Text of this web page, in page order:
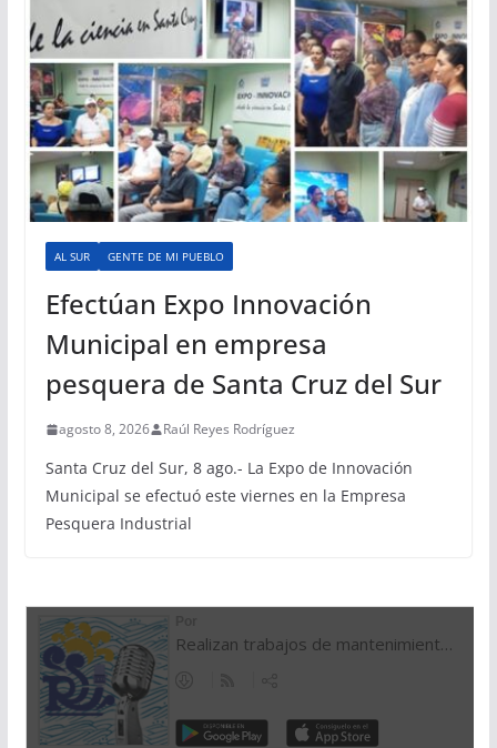
AL SUR GENTE DE MI PUEBLO
Efectúan Expo Innovación
Municipal en empresa
pesquera de Santa Cruz del Sur
agosto 8, 2026 Raúl Reyes Rodríguez
Santa Cruz del Sur, 8 ago.- La Expo de Innovación
Municipal se efectuó este viernes en la Empresa
Pesquera Industrial